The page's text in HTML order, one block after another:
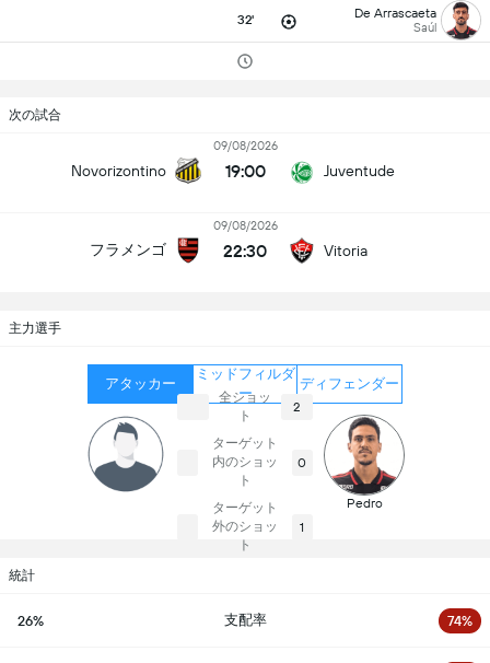
32' De Arrascaeta
Saúl
次の試合
Novorizontino
09/08/2026
19:00 Juventude
フラメンゴ
09/08/2026
22:30 Vitoria
主力選手
アタッカー
ミッドフィルダ
ー
ディフェンダー
全ショッ
ト
2
ターゲット
内のショッ
ト
0
ターゲット
外のショッ
ト
1
Pedro
統計
26% 支配率 74%